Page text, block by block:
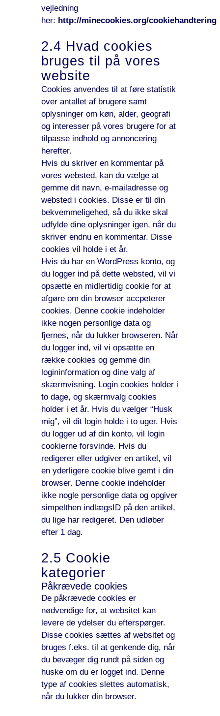
vejledning
her: http://minecookies.org/cookiehandtering
2.4 Hvad cookies
bruges til på vores
website
Cookies anvendes til at føre statistik
over antallet af brugere samt
oplysninger om køn, alder, geografi
og interesser på vores brugere for at
tilpasse indhold og annoncering
herefter.
Hvis du skriver en kommentar på
vores websted, kan du vælge at
gemme dit navn, e-mailadresse og
websted i cookies. Disse er til din
bekvemmeligehed, så du ikke skal
udfylde dine oplysninger igen, når du
skriver endnu en kommentar. Disse
cookies vil holde i et år.
Hvis du har en WordPress konto, og
du logger ind på dette websted, vil vi
opsætte en midlertidig cookie for at
afgøre om din browser accpeterer
cookies. Denne cookie indeholder
ikke nogen personlige data og
fjernes, når du lukker browseren. Når
du logger ind, vil vi opsætte en
række cookies og gemme din
logininformation og dine valg af
skærmvisning. Login cookies holder i
to dage, og skærmvalg cookies
holder i et år. Hvis du vælger “Husk
mig”, vil dit login holde i to uger. Hvis
du logger ud af din konto, vil login
cookierne forsvinde. Hvis du
redigerer eller udgiver en artikel, vil
en yderligere cookie blive gemt i din
browser. Denne cookie indeholder
ikke nogle personlige data og opgiver
simpelthen indlægsID på den artikel,
du lige har redigeret. Den udløber
efter 1 dag.
2.5 Cookie
kategorier
Påkrævede cookies
De påkrævede cookies er
nødvendige for, at websitet kan
levere de ydelser du efterspørger.
Disse cookies sættes af websitet og
bruges f.eks. til at genkende dig, når
du bevæger dig rundt på siden og
huske om du er logget ind. Denne
type af cookies slettes automatisk,
når du lukker din browser.